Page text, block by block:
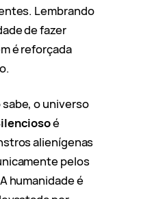
Lembrando
de fazer
é reforçada
sabe, o universo
é
alienígenas
pelos
humanidade é